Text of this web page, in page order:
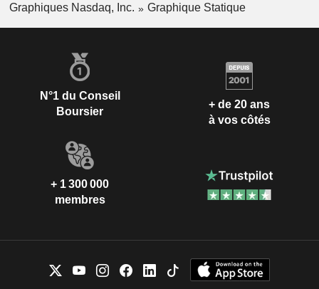
Graphiques Nasdaq, Inc.
Graphique Statique
N°1 du Conseil
Boursier
+ de 20 ans
à vos côtés
+ 1 300 000
membres